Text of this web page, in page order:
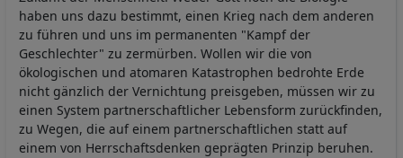
haben uns dazu bestimmt, einen Krieg nach dem anderen
zu führen und uns im permanenten "Kampf der
Geschlechter" zu zermürben. Wollen wir die von
ökologischen und atomaren Katastrophen bedrohte Erde
nicht gänzlich der Vernichtung preisgeben, müssen wir zu
einen System partnerschaftlicher Lebensform zurückfinden,
zu Wegen, die auf einem partnerschaftlichen statt auf
einem von Herrschaftsdenken geprägten Prinzip beruhen.